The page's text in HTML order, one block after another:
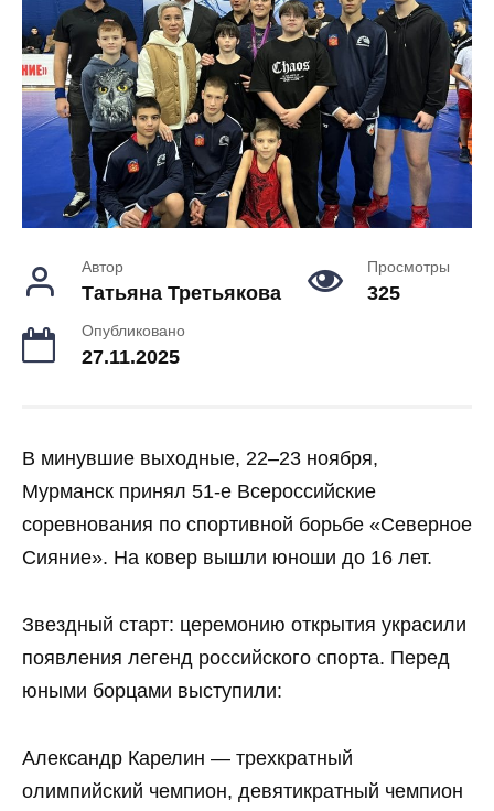
Автор
Татьяна Третьякова
Просмотры
325
Опубликовано
27.11.2025
В минувшие выходные, 22–23 ноября,
Мурманск принял 51‑е Всероссийские
соревнования по спортивной борьбе «Северное
Сияние». На ковер вышли юноши до 16 лет.
Звездный старт: церемонию открытия украсили
появления легенд российского спорта. Перед
юными борцами выступили:
Александр Карелин — трехкратный
олимпийский чемпион, девятикратный чемпион